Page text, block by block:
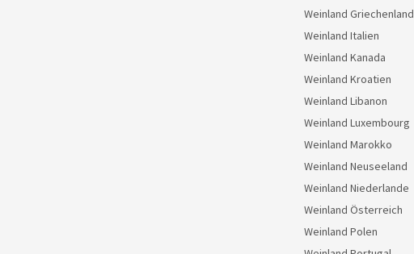
Weinland Griechenland
Weinland Italien
Weinland Kanada
Weinland Kroatien
Weinland Libanon
Weinland Luxembourg
Weinland Marokko
Weinland Neuseeland
Weinland Niederlande
Weinland Österreich
Weinland Polen